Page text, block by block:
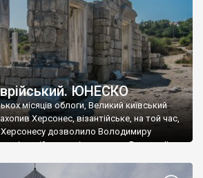
ЮНЕСКО
місяців облоги, Великий київський
Херсонес, візантійське, на той час,
Херсонесу дозволило Володимиру
візантійському імператору Василю ІІ, та
язичник, став Василем-християнином.